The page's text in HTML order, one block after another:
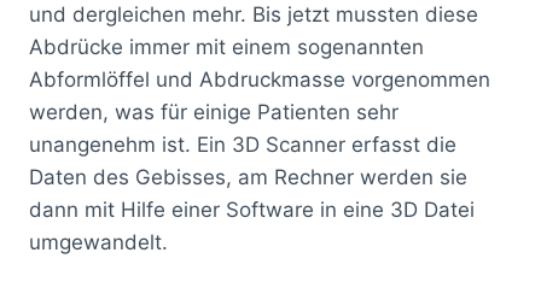
und dergleichen mehr. Bis jetzt mussten diese
Abdrücke immer mit einem sogenannten
Abformlöffel und Abdruckmasse vorgenommen
werden, was für einige Patienten sehr
unangenehm ist. Ein 3D Scanner erfasst die
Daten des Gebisses, am Rechner werden sie
dann mit Hilfe einer Software in eine 3D Datei
umgewandelt.